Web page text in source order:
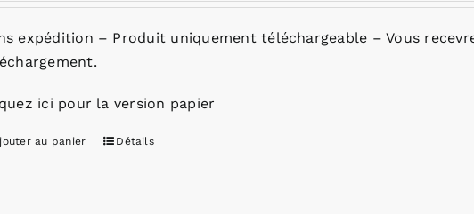
expédition – Produit uniquement téléchargeable – Vous
ici pour la version papier
au panier Détails